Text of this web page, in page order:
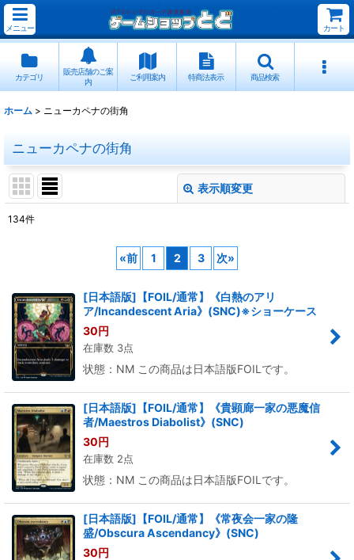
メニュー カート
カテゴリ
販売店舗のご案
内
ご利用案内 特商法表示 商品検索
ホーム > ニューカペナの街角
ニューカペナの街角
表示順変更
絞り込む
134件
«前 1 2 3 次»
[日本語版]【FOIL/通常】《白熱のアリ
ア/Incandescent Aria》(SNC)※ショーケース
30円
在庫数 3点
状態：NM この商品は日本語版FOILです。
[日本語版]【FOIL/通常】《貴顕廊一家の悪魔信
者/Maestros Diabolist》(SNC)
30円
在庫数 2点
状態：NM この商品は日本語版FOILです。
[日本語版]【FOIL/通常】《常夜会一家の隆
盛/Obscura Ascendancy》(SNC)
30円